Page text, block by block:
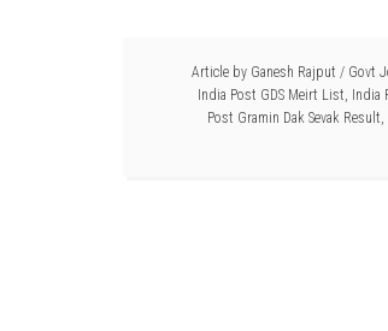
Article by Ganesh Rajput / Govt
India Post GDS Meirt List, India
Post Gramin Dak Sevak Result,